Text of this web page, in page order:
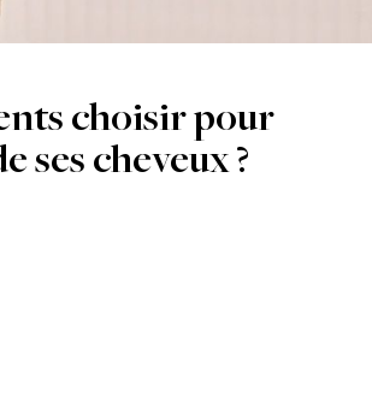
choisir pour
ses cheveux ?